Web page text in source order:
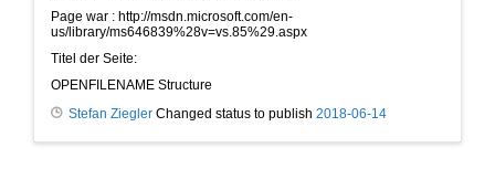
Page war : http://msdn.microsoft.com/en-
us/library/ms646839%28v=vs.85%29.aspx
Titel der Seite:
OPENFILENAME Structure
Stefan Ziegler Changed status to publish 2018-06-14